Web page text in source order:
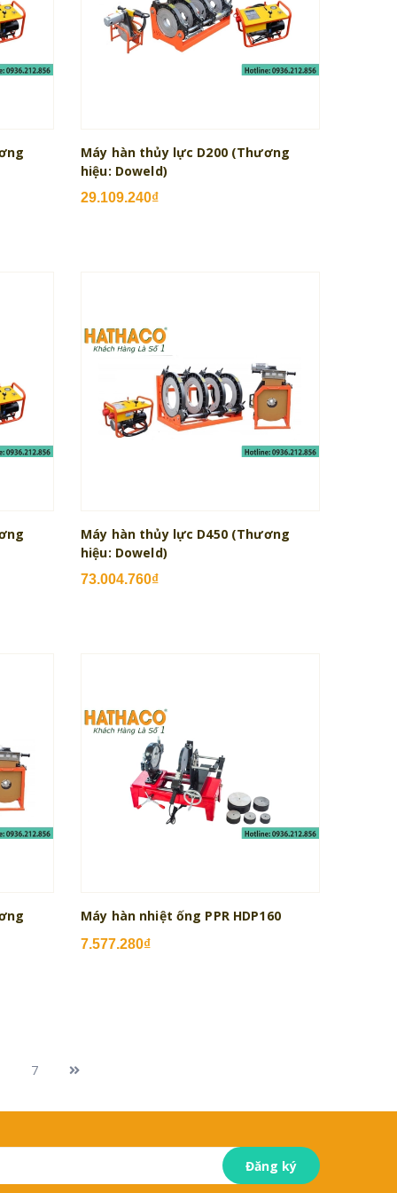
Máy hàn thủy lực D200 (Thương
hiệu: Doweld)
29.109.240₫
Máy hàn thủy lực D450 (Thương
hiệu: Doweld)
73.004.760₫
Máy hàn nhiệt ống PPR HDP160
7.577.280₫
7
Đăng ký